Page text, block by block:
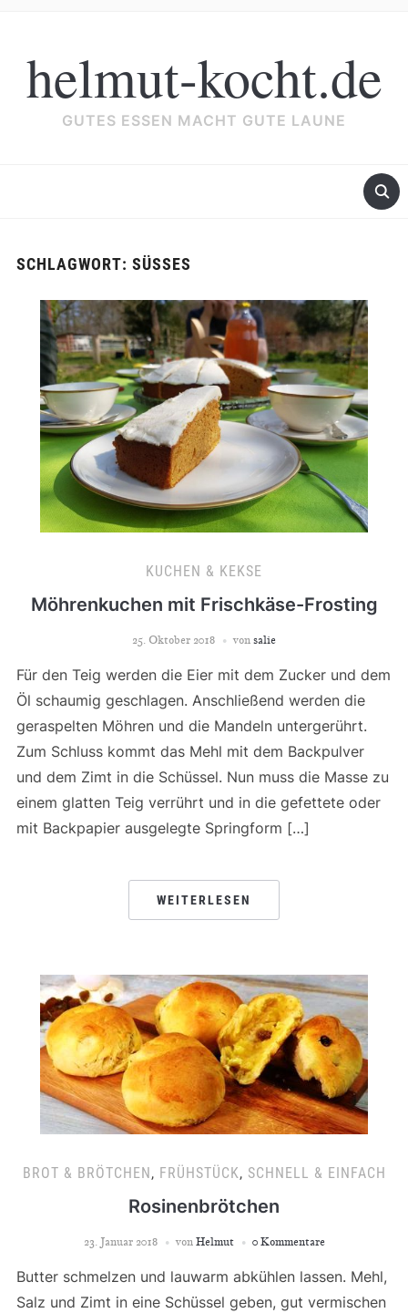
helmut-kocht.de
GUTES ESSEN MACHT GUTE LAUNE
SCHLAGWORT: SÜSSES
KUCHEN & KEKSE
Möhrenkuchen mit Frischkäse-Frosting
25. Oktober 2018 von salie
Für den Teig werden die Eier mit dem Zucker und dem
Öl schaumig geschlagen. Anschließend werden die
geraspelten Möhren und die Mandeln untergerührt.
Zum Schluss kommt das Mehl mit dem Backpulver
und dem Zimt in die Schüssel. Nun muss die Masse zu
einem glatten Teig verrührt und in die gefettete oder
mit Backpapier ausgelegte Springform […]
WEITERLESEN
BROT & BRÖTCHEN , FRÜHSTÜCK, SCHNELL & EINFACH
Rosinenbrötchen
23. Januar 2018 von Helmut 0 Kommentare
Butter schmelzen und lauwarm abkühlen lassen. Mehl,
Salz und Zimt in eine Schüssel geben, gut vermischen